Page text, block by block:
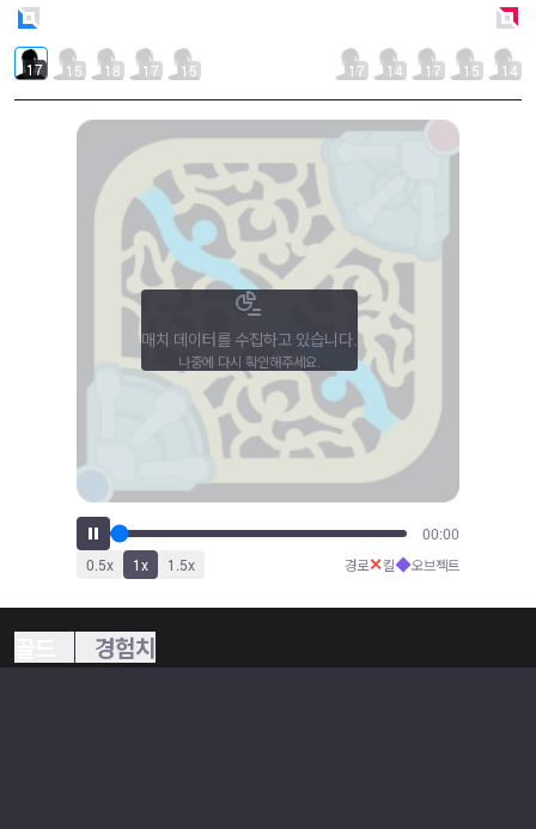
17 15 18 17 15 17 14 17 15 14
00:00
0.5x 1x 1.5x 경로✕킬◆오브젝트
매치 데이터를 수집하고 있습니다.
나중에 다시 확인해주세요.
경험치